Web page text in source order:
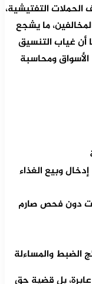
التفتيشية،
ما يشجع
أن غياب التنسيق
ومحاسبة
وبيع الغذاء
دون فحص صارم
الضبط والمساءلة
بل قضية حق